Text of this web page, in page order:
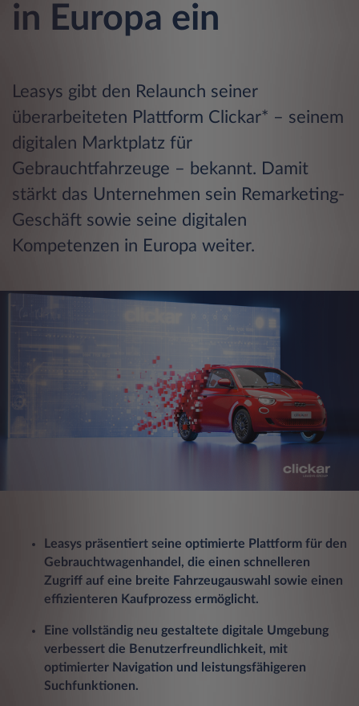
in Europa ein
Leasys gibt den Relaunch seiner
überarbeiteten Plattform Clickar* – seinem
digitalen Marktplatz für
Gebrauchtfahrzeuge – bekannt. Damit
stärkt das Unternehmen sein Remarketing-
Geschäft sowie seine digitalen
Kompetenzen in Europa weiter.
Leasys präsentiert seine optimierte Plattform für den
Gebrauchtwagenhandel, die einen schnelleren
Zugriff auf eine breite Fahrzeugauswahl sowie einen
effizienteren Kaufprozess ermöglicht.
Eine vollständig neu gestaltete digitale Umgebung
verbessert die Benutzerfreundlichkeit, mit
optimierter Navigation und leistungsfähigeren
Suchfunktionen.